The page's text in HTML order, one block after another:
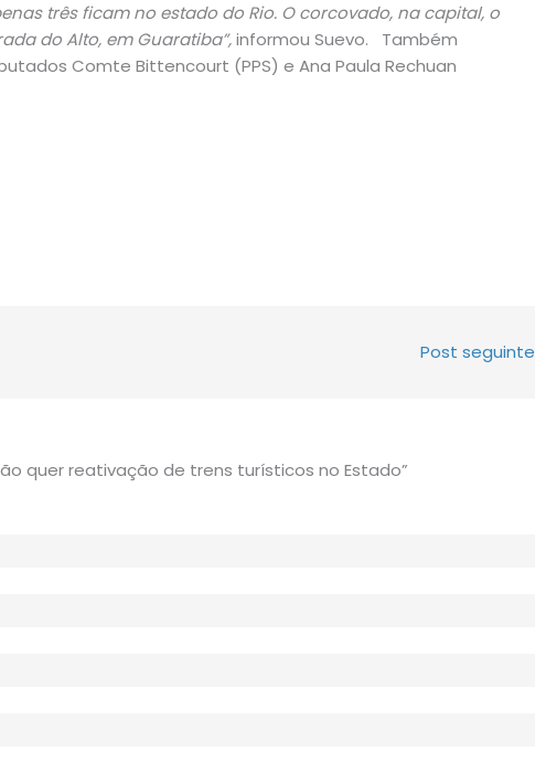
três ficam no estado do Rio. O corcovado, na capital, o
do Alto, em Guaratiba”,informou Suevo. Também
Comte Bittencourt (PPS) e Ana Paula Rechuan
Post seguinte
quer reativação de trens turísticos no Estado”